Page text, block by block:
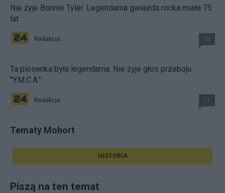
Nie żyje Bonnie Tyler. Legendarna gwiazda rocka miała 75
lat
Redakcja 15
Ta piosenka była legendarna. Nie żyje głos przeboju
"Y.M.C.A."
Redakcja 11
Tematy Mohort
HISTORIA
Piszą na ten temat